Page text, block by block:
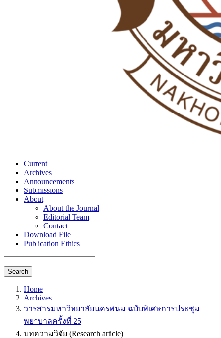
Current
Archives
Announcements
Submissions
About
About the Journal
Editorial Team
Contact
Download File
Publication Ethics
Search
Home
Archives
วารสารมหาวิทยาลัยนครพนม ฉบับพิเศษการประชุม
พยาบาลครั้งที่ 25
บทความวิจัย (Research article)